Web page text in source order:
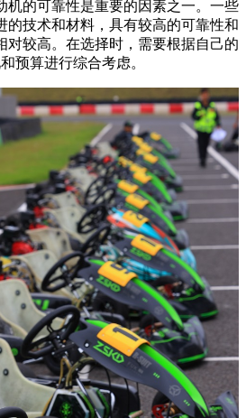
机的可靠性是重要的因素之一。一些
的技术和材料，具有较高的可靠性和
对较高。在选择时，需要根据自己的
预算进行综合考虑。